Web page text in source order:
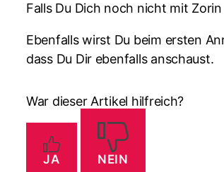
Falls Du Dich noch nicht mit
Ebenfalls wirst Du beim ersten
dass Du Dir ebenfalls anschaust.
War dieser Artikel hilfreich?
JA NEIN